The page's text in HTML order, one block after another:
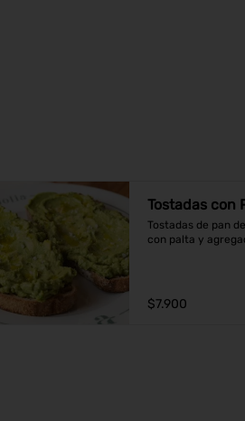
Tostadas con
Tostadas de pan
con palta y
$7.900